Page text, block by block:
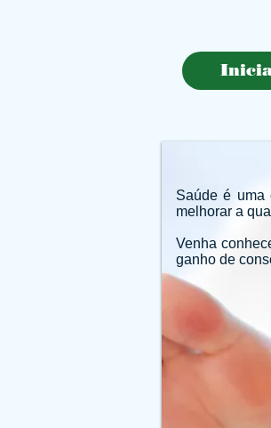
Saúde é uma
melhorar a
Venha
ganho de